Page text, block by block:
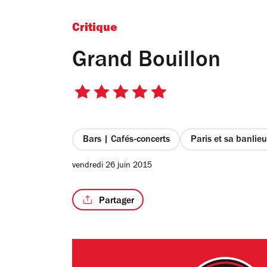
Critique
Grand Bouillon
5
étoiles
Bars | Cafés-concerts Paris et sa
vendredi 26 juin 2015
Partager